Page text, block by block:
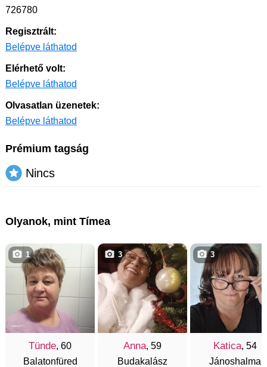
726780
Regisztrált:
Belépve láthatod
Elérhető volt:
Belépve láthatod
Olvasatlan üzenetek:
Belépve láthatod
Prémium tagság
Nincs
Olyanok, mint Tímea
Tünde, 60
Balatonfüred
1
Anna, 59
Budakalász
3
Katica, 54
Jánoshalma
3